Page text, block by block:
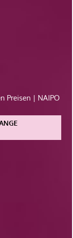
Preisen | NAIPO